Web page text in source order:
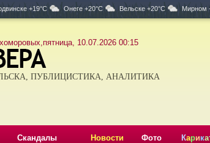
+19°C Онеге +20°C Вельске +20°C Мирном
10.07.2026 00:15
ПУБЛИЦИСТИКА, АНАЛИТИКА
Скандалы Новости Фото Карика